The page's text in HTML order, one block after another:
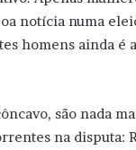
notícia numa
homens ainda é
são nada
na disputa: